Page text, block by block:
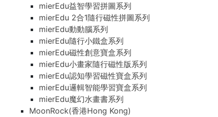
mierEdu益智學習拼圖系列
mierEdu 2合1隨行磁性拼圖系列
mierEdu動動腦系列
mierEdu隨行小鐵盒系列
mierEdu磁性創意寶盒系列
mierEdu小畫家隨行磁性版系列
mierEdu認知學習磁性寶盒系列
mierEdu邏輯智能學習寶盒系列
mierEdu魔幻水畫書系列
MoonRock(香港Hong Kong)